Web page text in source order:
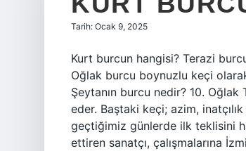
Tarih: Ocak 9, 2025
Kurt burcun hangisi? Terazi
Oğlak burcu boynuzlu keçi
Şeytanın burcu nedir? 10.
eder. Baştaki keçi; azim,
geçtiğimiz günlerde ilk teklisini
ettiren sanatçı, çalışmalarına